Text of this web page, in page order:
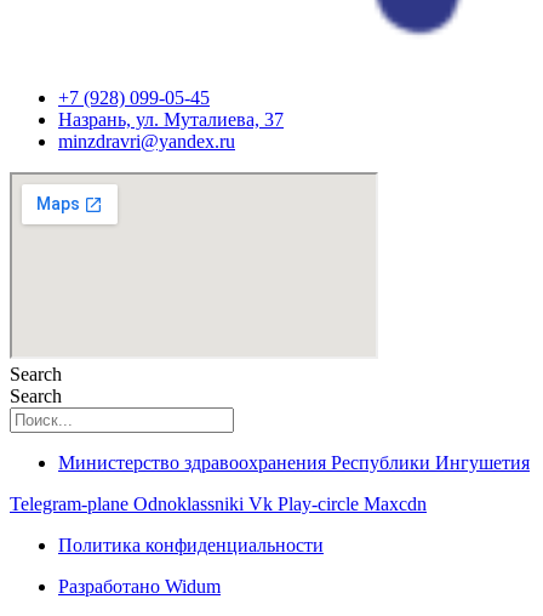
+7 (928) 099-05-45
Назрань, ул. Муталиева, 37
minzdravri@yandex.ru
Search
Search
Министерство здравоохранения Республики Ингушетия
Telegram-plane Odnoklassniki Vk Play-circle Maxcdn
Политика конфиденциальности
Разработано Widum